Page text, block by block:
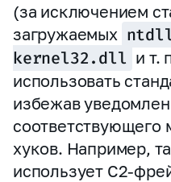
(за исключением
загружаемых
kernel32.dll и т.
использовать
избежав
соответствующего
хуков. Например,
использует